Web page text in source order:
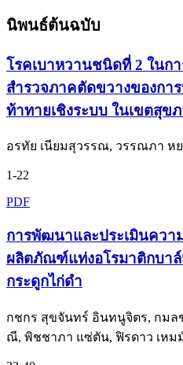
นิพนธ์ต้นฉบับ
โรคเบาหวานชนิดที่ 2 ในก
สำรวจภาคตัดขวางของก
ท้าทายเชิงระบบ ในเขตสุข
อรทัย เนียมสุวรรณ, วรรณภา ห
1-22
PDF
การพัฒนาและประเมินควา
ผลิตภัณฑ์แท่งอโรมาติกบา
กระดูกไก่ดำ
กชกร สุขจันทร์ อินทนูจิตร, กม
ณี, พิชชาภา แซ่ตัน, ฟิรดาว เหม